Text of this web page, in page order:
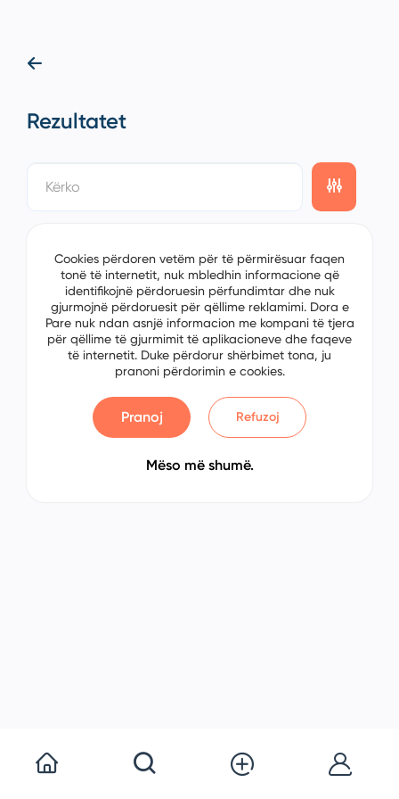
Rezultatet
Cookies përdoren vetëm për të përmirësuar faqen
tonë të internetit, nuk mbledhin informacione që
identifikojnë përdoruesin përfundimtar dhe nuk
gjurmojnë përdoruesit për qëllime reklamimi. Dora e
Pare nuk ndan asnjë informacion me kompani të tjera
për qëllime të gjurmimit të aplikacioneve dhe faqeve
të internetit. Duke përdorur shërbimet tona, ju
pranoni përdorimin e cookies.
Pranoj Refuzoj
Mëso më shumë.